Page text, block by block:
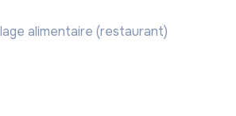
alimentaire (restaurant)